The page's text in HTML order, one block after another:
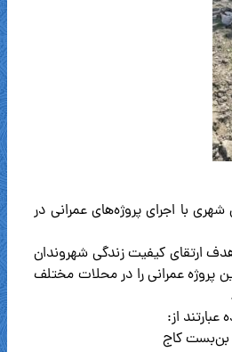
با اجرای پروژه‌های عمرانی در
ارتقای کیفیت زندگی شهروندان
پروژه عمرانی را در محلات مختلف
از:
بن‌بست کاج